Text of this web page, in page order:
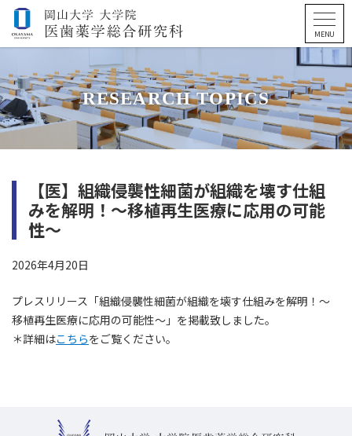
RESEARCH TOPICS
【医】組織侵襲性細菌が組織を壊す仕組
みを解明！～移植再生医療に応用の可能
性～
2026年4月20日
プレスリリース「組織侵襲性細菌が組織を壊す仕組みを解明！～
移植再生医療に応用の可能性～」を掲載致しました。
＊詳細はこちらをご覧ください。